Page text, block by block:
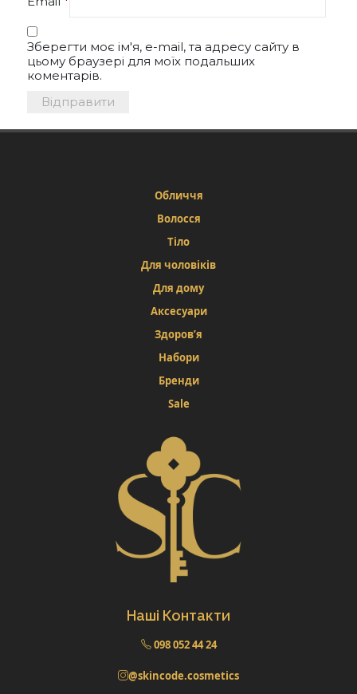
Зберегти моє ім'я, e-mail, та адресу сайту в
цьому браузері для моїх подальших
коментарів.
Обличчя
Волосся
Тіло
Для чоловіків
Для дому
Аксесуари
Здоров’я
Набори
Бренди
Sale
Наші Контакти
098 052 44 24
@skincode.cosmetics